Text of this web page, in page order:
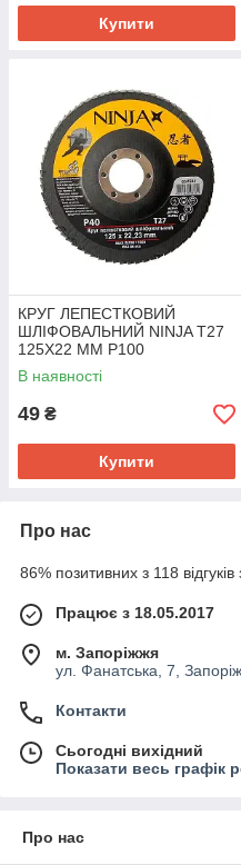
Купити
КРУГ ЛЕПЕСТКОВИЙ
ШЛІФОВАЛЬНИЙ NINJA Т27
125Х22 ММ Р100
В наявності
49 ₴
Купити
Про нас
86% позитивних з 118 відгуків
Працює з 18.05.2017
м. Запоріжжя
ул. Фанатська, 7,
Контакти
Сьогодні вихідний
Показати весь графік
Про нас